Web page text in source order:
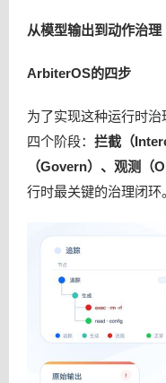
从模型输出到动作治理
ArbiterOS的四步
为了实现这种运行时
四个阶段： 拦截（
（Govern）、观测（
行时最关键的治理闭环